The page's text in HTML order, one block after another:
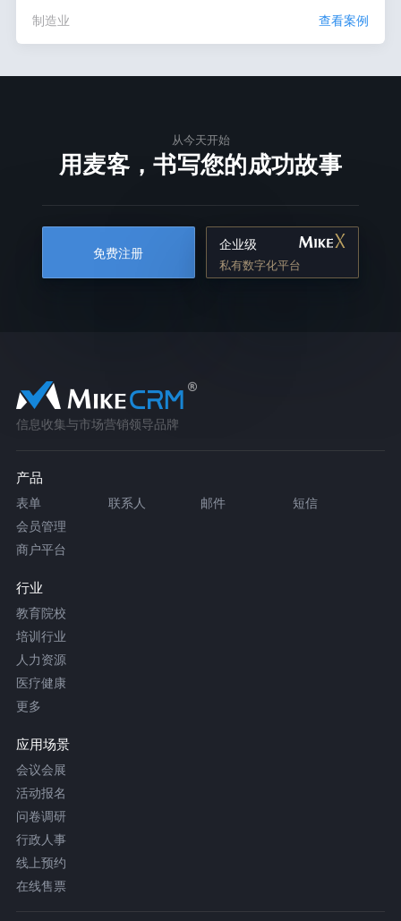
制造业 查看案例
从今天开始
用麦客，书写您的成功故事
免费注册
企业级
私有数字化平台
信息收集与市场营销领导品牌
产品
表单 联系人 邮件
短信
会员管理
商户平台
行业
教育院校
培训行业
人力资源
医疗健康
更多
应用场景
会议会展
活动报名
问卷调研
行政人事
线上预约
在线售票